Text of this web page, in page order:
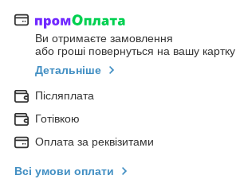
Ви отримаєте замовлення
або гроші повернуться на вашу картку
Детальніше
Післяплата
Готівкою
Оплата за реквізитами
Всі умови оплати